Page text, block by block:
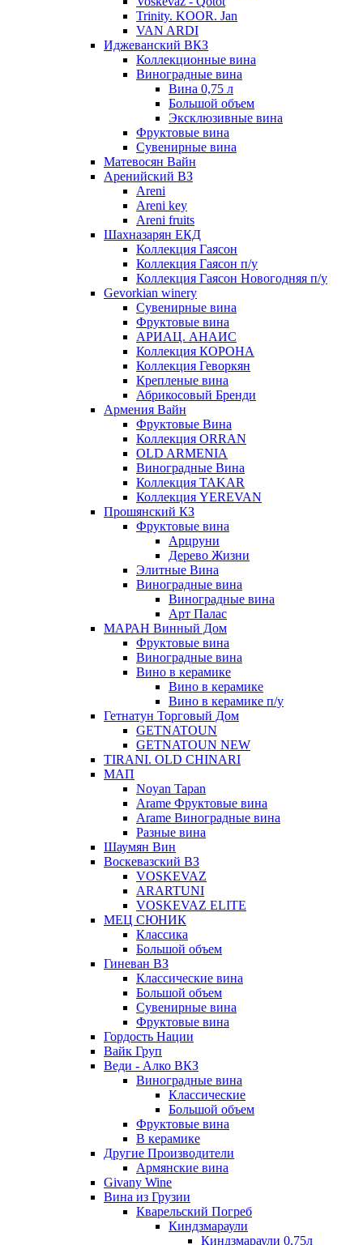
Trinity. KOOR. Jan
VAN ARDI
Иджеванский ВКЗ
Коллекционные вина
Виноградные вина
Вина 0,75 л
Большой объем
Эксклюзивные вина
Фруктовые вина
Cувенирные вина
Матевосян Вайн
Аренийский ВЗ
Areni
Areni key
Areni fruits
Шахназарян ЕКД
Коллекция Гаясон
Коллекция Гаясон п/у
Коллекция Гаясон Новогодняя п/у
Gevorkian winery
Сувенирные вина
Фруктовые вина
АРИАЦ. АНАИС
Коллекция КОРОНА
Коллекция Геворкян
Крепленые вина
Абрикосовый Бренди
Армения Вайн
Фруктовые Вина
Коллекция ORRAN
OLD ARMENIA
Виноградные Вина
Коллекция TAKAR
Коллекция YEREVAN
Прошянский КЗ
Фруктовые вина
Арцруни
Дерево Жизни
Элитные Вина
Виноградные вина
Виноградные вина
Арт Палас
МАРАН Винный Дом
Фруктовые вина
Виноградные вина
Вино в керамике
Вино в керамике
Вино в керамике п/у
Гетнатун Торговый Дом
GETNATOUN
GETNATOUN NEW
TIRANI. OLD CHINARI
МАП
Noyan Tapan
Arame Фруктовые вина
Arame Виноградные вина
Разные вина
Шаумян Вин
Воскевазский ВЗ
VOSKEVAZ
ARARTUNI
VOSKEVAZ ELITE
МЕЦ СЮНИК
Классика
Большой объем
Гиневан ВЗ
Классические вина
Большой объем
Сувенирные вина
Фруктовые вина
Гордость Нации
Вайк Груп
Веди - Алко ВКЗ
Виноградные вина
Классические
Большой объем
Фруктовые вина
В керамике
Другие Производители
Армянские вина
Givany Wine
Вина из Грузии
Кварельский Погреб
Киндзмараули
Киндзмараули 0,75л